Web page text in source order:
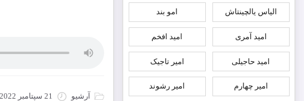
آرشیو 21 سپتامبر 2022
الیاس یالچینتاش امو بند
امید آمری امید افخم
امید حاجیلی امیر تاجیک
امیر چهارم امیر رشوند